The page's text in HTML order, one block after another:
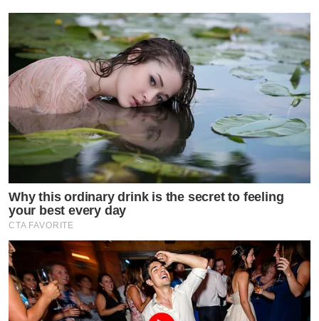
Why this ordinary drink is the secret to feeling
your best every day
CTA FAVORITE